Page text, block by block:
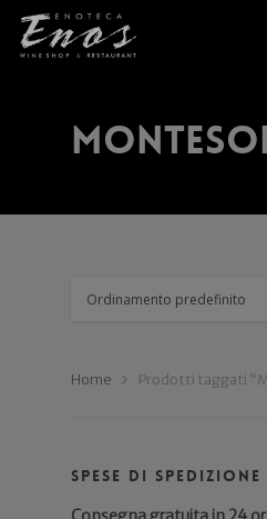
Home Prodotti taggati
Spese di spedizione